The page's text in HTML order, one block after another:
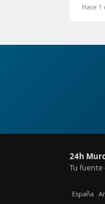
Hace 1
24h
Tu fuente
España